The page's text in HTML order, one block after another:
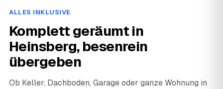
ALLES INKLUSIVE
Komplett geräumt in
Heinsberg, besenrein
übergeben
Ob Keller, Dachboden, Garage oder ganze Wohnung in